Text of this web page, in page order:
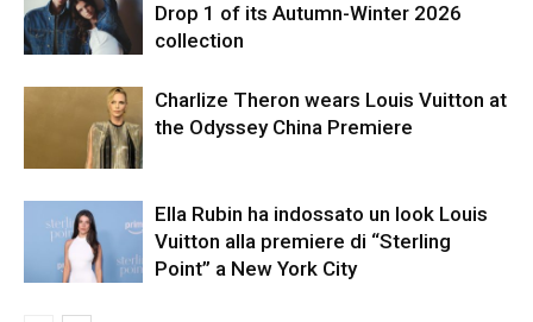
Drop 1 of its Autumn-Winter 2026
collection
Charlize Theron wears Louis Vuitton at
the Odyssey China Premiere
Ella Rubin ha indossato un look Louis
Vuitton alla premiere di “Sterling
Point” a New York City